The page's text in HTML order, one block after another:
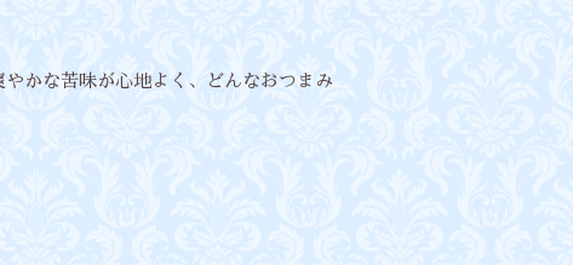
かな苦味が心地よく、どんなおつまみ